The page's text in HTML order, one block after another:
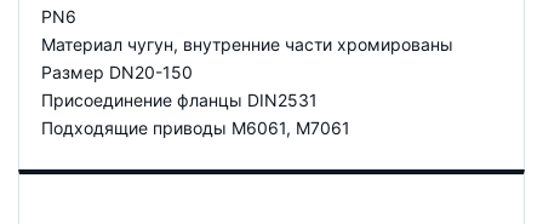
PN6
Материал чугун, внутренние части хромированы
Размер DN20-150
Присоединение фланцы DIN2531
Подходящие приводы M6061, M7061